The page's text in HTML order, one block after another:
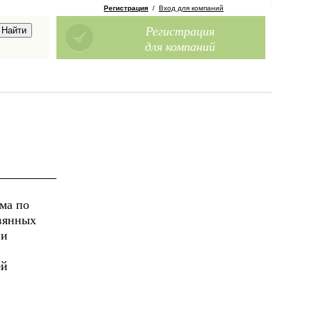
Регистрация / Вход для компаний
Регистрация
для компаний
по